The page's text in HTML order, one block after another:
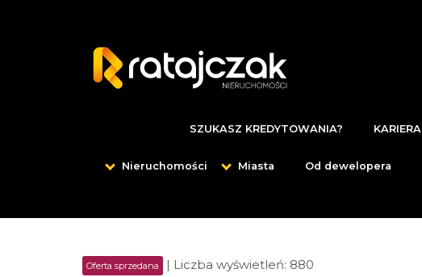
SZUKASZ KREDYTOWANIA? KARIERA
Nieruchomości Miasta Od dewelopera
Oferta sprzedana | Liczba wyświetleń: 880